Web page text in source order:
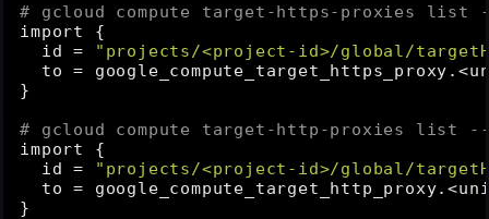
# gcloud compute target-https-proxies
import {
id =
"projects/<project-id>/global/
to =
}
# gcloud compute target-http-proxies list
import {
id =
"projects/<project-id>/global/
to =
}